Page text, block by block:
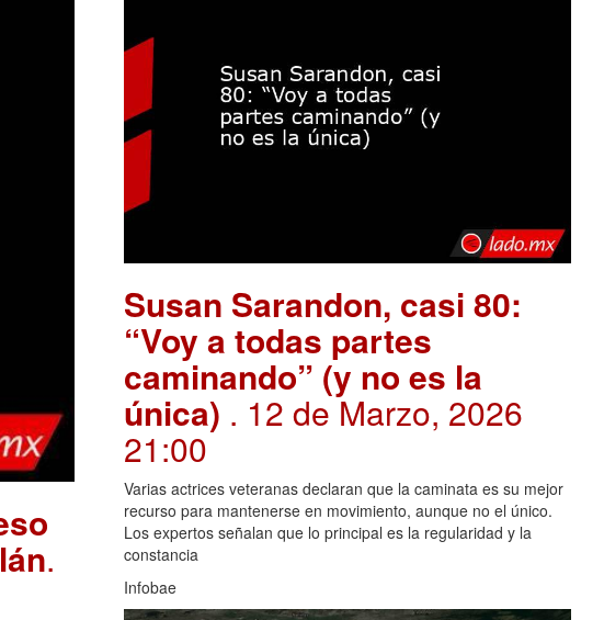
.
Susan Sarandon, casi 80:
“Voy a todas partes
caminando” (y no es la
única) . 12 de Marzo, 2026
21:00
Varias actrices veteranas declaran que la caminata es su mejor
recurso para mantenerse en movimiento, aunque no el único.
Los expertos señalan que lo principal es la regularidad y la
constancia
Infobae